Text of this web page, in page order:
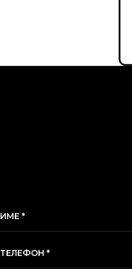
ИМЕ *
ТЕЛЕФОН *